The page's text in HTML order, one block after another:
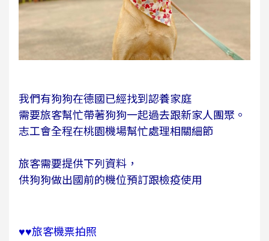
我們有狗狗在德國已經找到認養家庭
需要旅客幫忙帶著狗狗一起過去跟新家人團聚。
志工會全程在桃園機場幫忙處理相關細節
旅客需要提供下列資料，
供狗狗做出國前的機位預訂跟檢疫使用
♥️♥️旅客機票拍照